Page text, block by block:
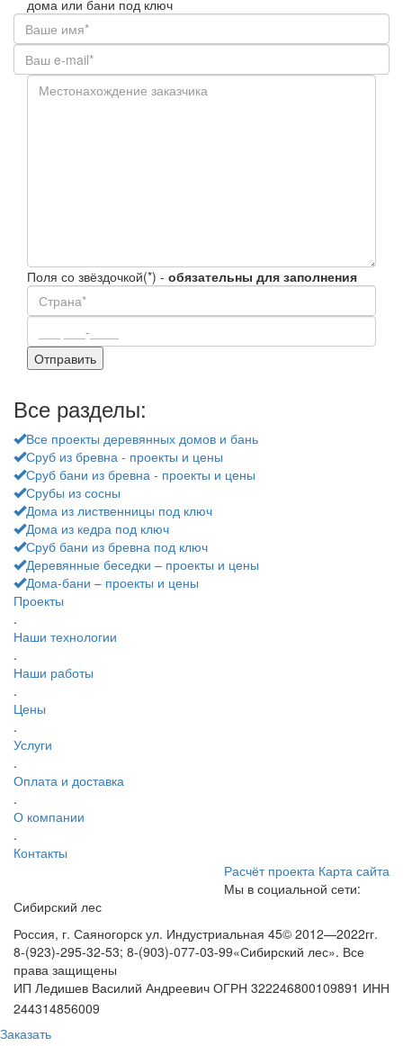
дома или бани под ключ
Поля со звёздочкой(*) - обязательны для заполнения
Все разделы:
Все проекты деревянных домов и бань
Сруб из бревна - проекты и цены
Сруб бани из бревна - проекты и цены
Срубы из сосны
Дома из лиственницы под ключ
Дома из кедра под ключ
Сруб бани из бревна под ключ
Деревянные беседки – проекты и цены
Дома-бани – проекты и цены
Проекты
.
Наши технологии
.
Наши работы
.
Цены
.
Услуги
.
Оплата и доставка
.
О компании
.
Контакты
Расчёт проекта Карта сайта
Мы в социальной сети:
Сибирский лес
Россия, г. Саяногорск ул. Индустриальная 45
8-(923)-295-32-53; 8-(903)-077-03-99
© 2012—2022гг.
«Сибирский лес». Все
права защищены
ИП Ледишев Василий Андреевич ОГРН 322246800109891 ИНН
244314856009
Заказать